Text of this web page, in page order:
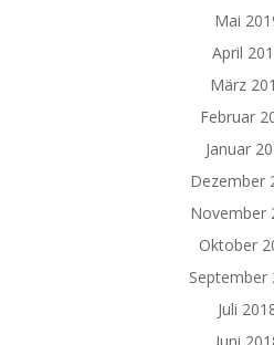
Mai
April
März
Februar
Januar
Dezember
November
Oktober
September
Juli